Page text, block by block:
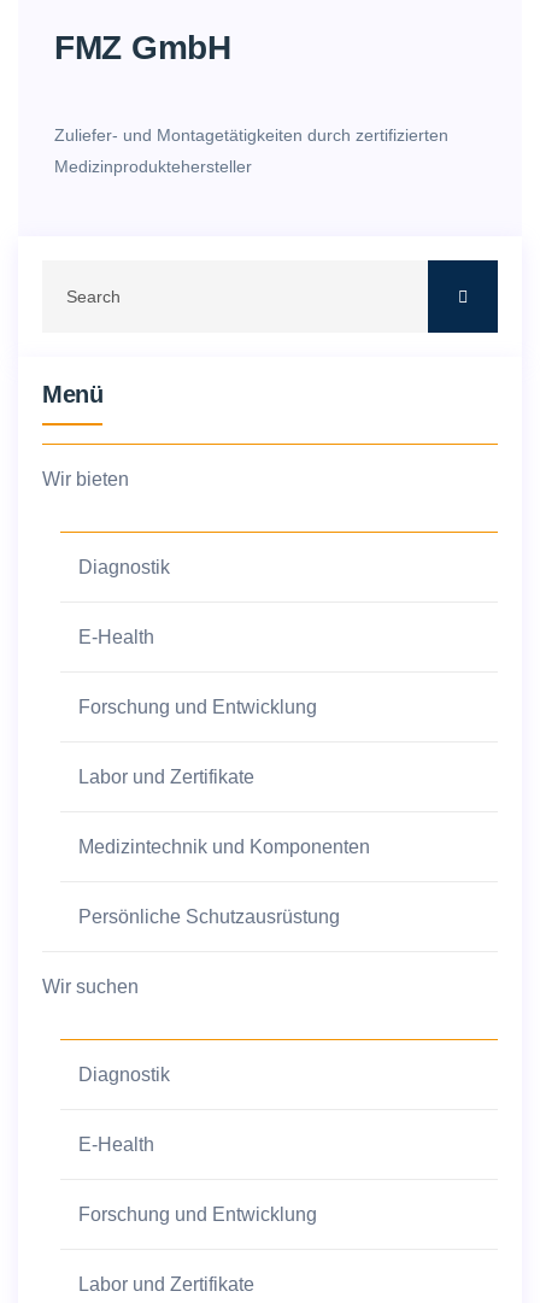
FMZ GmbH
Zuliefer- und Montagetätigkeiten durch zertifizierten
Medizinproduktehersteller
Menü
Wir bieten
Diagnostik
E-Health
Forschung und Entwicklung
Labor und Zertifikate
Medizintechnik und Komponenten
Persönliche Schutzausrüstung
Wir suchen
Diagnostik
E-Health
Forschung und Entwicklung
Labor und Zertifikate